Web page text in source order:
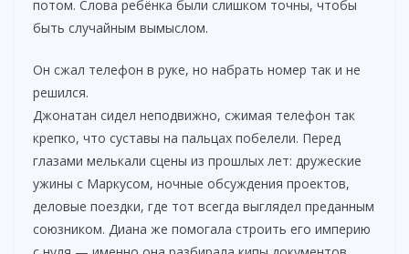
потом. Слова ребёнка были слишком точны, чтобы
быть случайным вымыслом.
Он сжал телефон в руке, но набрать номер так и не
решился.
Джонатан сидел неподвижно, сжимая телефон так
крепко, что суставы на пальцах побелели. Перед
глазами мелькали сцены из прошлых лет: дружеские
ужины с Маркусом, ночные обсуждения проектов,
деловые поездки, где тот всегда выглядел преданным
союзником. Диана же помогала строить его империю